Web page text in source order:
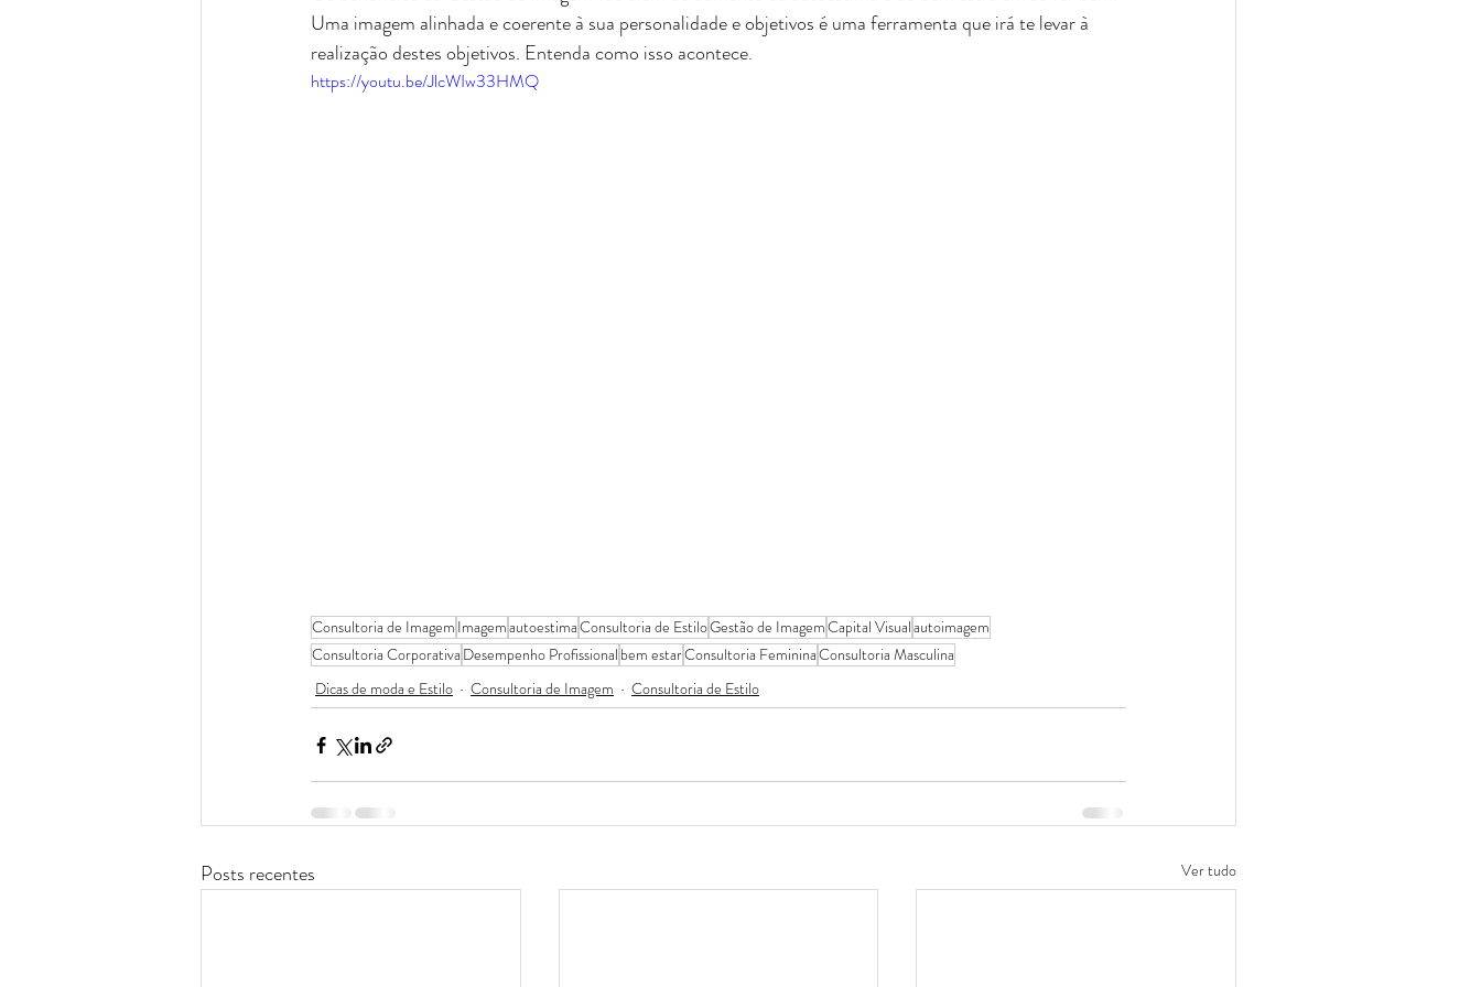
Caroline Demolin
Uma imagem alinhada e coerente à sua personalidade e objetivos é uma ferramenta que irá te levar à
realização destes objetivos. Entenda como isso acontece.
https://youtu.be/JlcWIw33HMQ
Consultoria de Imagem ImagemautoestimaConsultoria de EstiloGestão de ImagemCapital Visualautoimagem
Consultoria Corporativa Desempenho Profissional bem estarConsultoria FemininaConsultoria Masculina
Dicas de moda e Estilo
Consultoria de Imagem Consultoria de Estilo
Posts recentes Ver tudo